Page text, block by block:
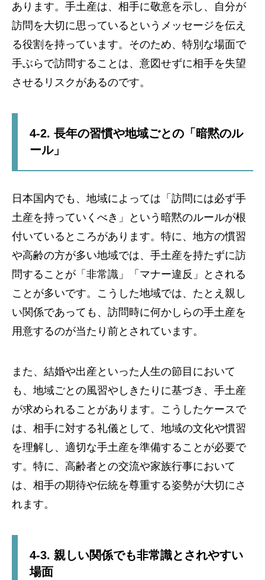
あります。手土産は、相手に敬意を示し、自分が
訪問を大切に思っているというメッセージを伝え
る役割を持っています。そのため、特別な場面で
手ぶらで訪問することは、意図せずに相手を失望
させるリスクがあるのです。
4-2. 長年の習慣や地域ごとの「暗黙のル
ール」
日本国内でも、地域によっては「訪問には必ず手
土産を持っていくべき」という暗黙のルールが根
付いているところがあります。特に、地方の慣習
や高齢の方が多い地域では、手土産を持たずに訪
問することが「非常識」「マナー違反」とされる
ことが多いです。こうした地域では、たとえ親し
い関係であっても、訪問時に何かしらの手土産を
用意するのが当たり前とされています。
また、結婚や出産といった人生の節目において
も、地域ごとの風習やしきたりに基づき、手土産
が求められることがあります。こうしたケースで
は、相手に対する礼儀として、地域の文化や慣習
を理解し、適切な手土産を準備することが必要で
す。特に、高齢者との交流や家族行事において
は、相手の期待や伝統を尊重する姿勢が大切にさ
れます。
4-3. 親しい関係でも非常識とされやすい
場面